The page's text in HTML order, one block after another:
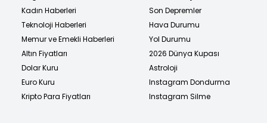
Kadın Haberleri
Teknoloji Haberleri
Memur ve Emekli Haberleri
Altın Fiyatları
Dolar Kuru
Euro Kuru
Kripto Para Fiyatları
Son Depremler
Hava Durumu
Yol Durumu
2026 Dünya Kupası
Astroloji
Instagram Dondurma
Instagram Silme